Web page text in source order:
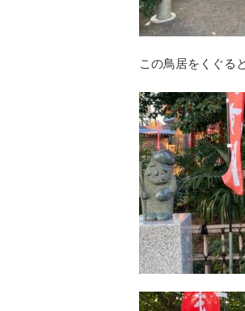
この鳥居をくぐる